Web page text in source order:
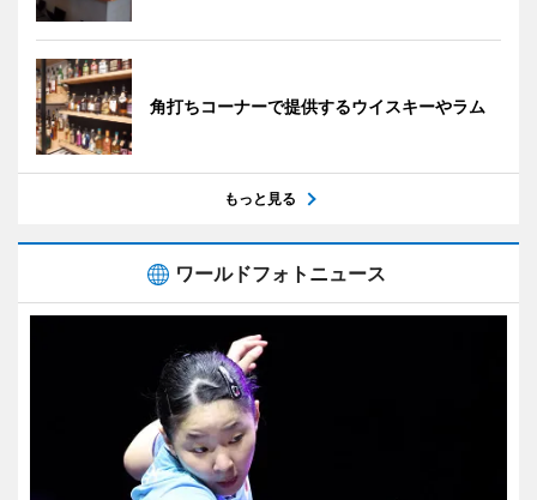
角打ちコーナーで提供するウイスキーやラム
もっと見る
ワールドフォトニュース